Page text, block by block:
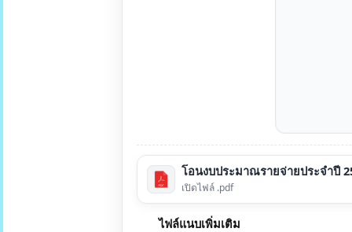
โอนงบประมาณรายจ่ายประจำปี
เปิดไฟล์ .pdf
ไฟล์แนบเพิ่มเติม